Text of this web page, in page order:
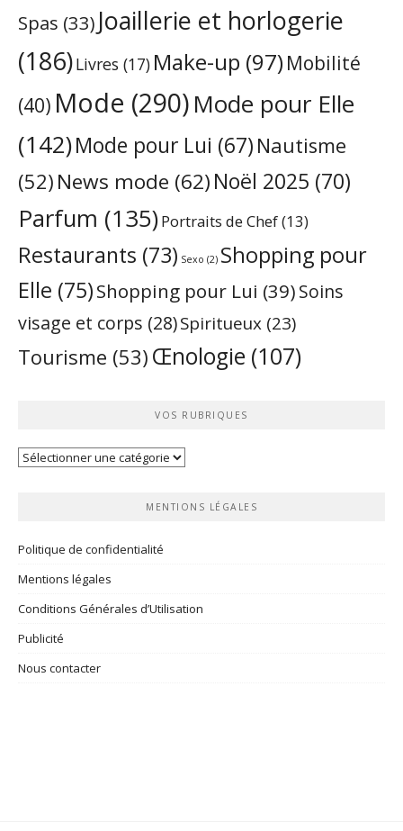
Spas (33) Joaillerie et horlogerie
(186)Livres (17) Make-up (97) Mobilité
(40) Mode (290)Mode pour Elle
(142)Mode pour Lui (67) Nautisme
(52) News mode (62)Noël 2025 (70)
Parfum (135)Portraits de Chef(13)
Restaurants (73) Sexo (2) Shopping pour
Elle (75)Shopping pour Lui (39)Soins
visage et corps (28)Spiritueux (23)
Tourisme (53) Œnologie (107)
VOS RUBRIQUES
Vos
MENTIONS LÉGALES
Politique de confidentialité
Mentions légales
Conditions Générales d’Utilisation
Publicité
Nous contacter